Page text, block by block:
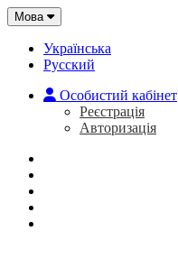
Мова
Українська
Русский
Особистий кабінет
Реєстрація
Авторизація